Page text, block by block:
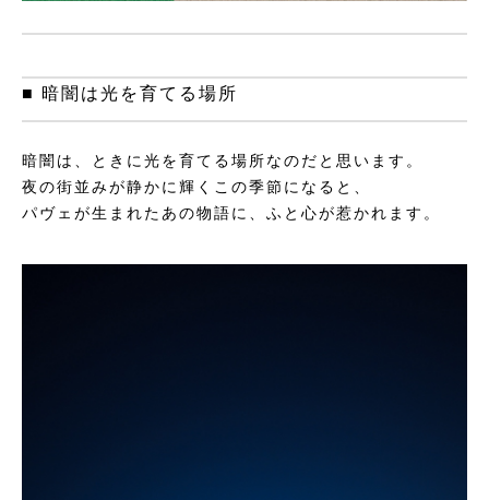
■ 暗闇は光を育てる場所
暗闇は、ときに光を育てる場所なのだと思います。
夜の街並みが静かに輝くこの季節になると、
パヴェが生まれたあの物語に、ふと心が惹かれます。